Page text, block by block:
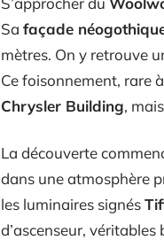
Sa façade
mètres. On y retrouve
Ce foisonnement, rare
Chrysler Building,
La découverte
dans une atmosphère
les luminaires signés
d’ascenseur,